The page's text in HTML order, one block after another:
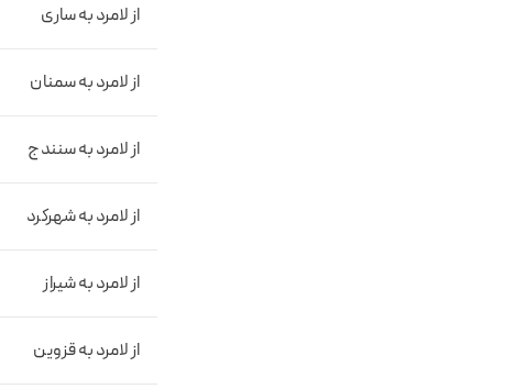
از لامرد به ساری
از لامرد به سمنان
از لامرد به سنندج
از لامرد به شهرکرد
از لامرد به شیراز
از لامرد به قزوین